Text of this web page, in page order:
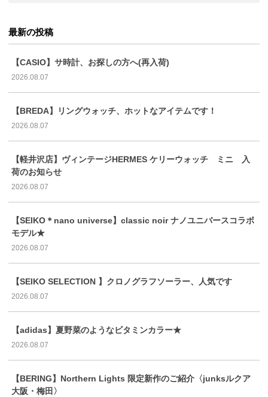
最新の投稿
【CASIO】サ時計、お探しの方へ(再入荷)
2026.08.07
【BREDA】リングウォッチ、ホットなアイテムです！
2026.08.07
【軽井沢店】ヴィンテージHERMES ケリーウォッチ ミニ 入
荷のお知らせ
2026.08.07
【SEIKO＊nano universe】classic noir ナノユニバースコラボ
モデル★
2026.08.07
【SEIKO SELECTION 】クロノグラフソーラー、人気です
2026.08.07
【adidas】夏野菜のようなビタミンカラー★
2026.08.07
【BERING】Northern Lights 限定新作のご紹介〈junksルクア
大阪・梅田〉